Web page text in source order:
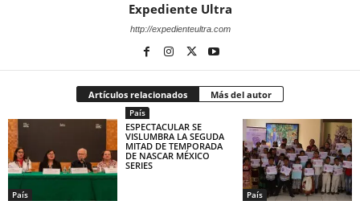
Expediente Ultra
http://expedienteultra.com
Artículos relacionados Más del autor
País
País
ESPECTACULAR SE
VISLUMBRA LA SEGUDA
MITAD DE TEMPORADA
DE NASCAR MÉXICO
SERIES
País